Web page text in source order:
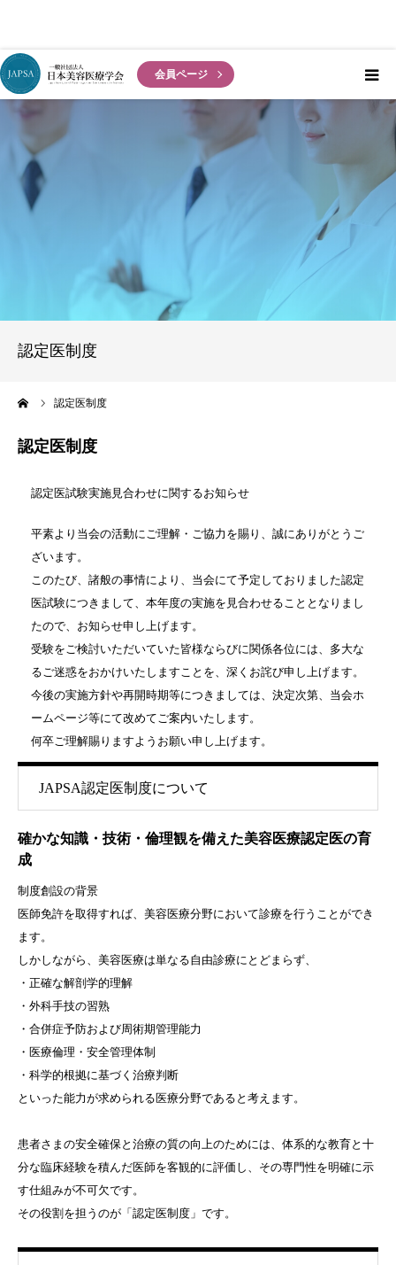
会員ページ
認定医制度
認定医制度
認定医制度
認定医試験実施見合わせに関するお知らせ
平素より当会の活動にご理解・ご協力を賜り、誠にありがとうご
ざいます。
このたび、諸般の事情により、当会にて予定しておりました認定
医試験につきまして、本年度の実施を見合わせることとなりまし
たので、お知らせ申し上げます。
受験をご検討いただいていた皆様ならびに関係各位には、多大な
るご迷惑をおかけいたしますことを、深くお詫び申し上げます。
今後の実施方針や再開時期等につきましては、決定次第、当会ホ
ームページ等にて改めてご案内いたします。
何卒ご理解賜りますようお願い申し上げます。
JAPSA認定医制度について
確かな知識・技術・倫理観を備えた美容医療認定医の育
成
制度創設の背景
医師免許を取得すれば、美容医療分野において診療を行うことができ
ます。
しかしながら、美容医療は単なる自由診療にとどまらず、
・正確な解剖学的理解
・外科手技の習熟
・合併症予防および周術期管理能力
・医療倫理・安全管理体制
・科学的根拠に基づく治療判断
といった能力が求められる医療分野であると考えます。
患者さまの安全確保と治療の質の向上のためには、体系的な教育と十
分な臨床経験を積んだ医師を客観的に評価し、その専門性を明確に示
す仕組みが不可欠です。
その役割を担うのが「認定医制度」です。
概要
入会案内
会員ページ